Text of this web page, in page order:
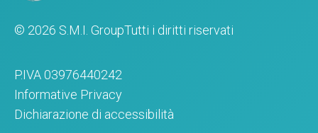
© 2026 S.M.I. GroupTutti i diritti riservati
P.IVA 03976440242
Informative Privacy
Dichiarazione di accessibilità